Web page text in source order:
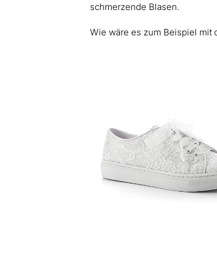
schmerzende Blasen.
Wie wäre es zum Beispiel mit